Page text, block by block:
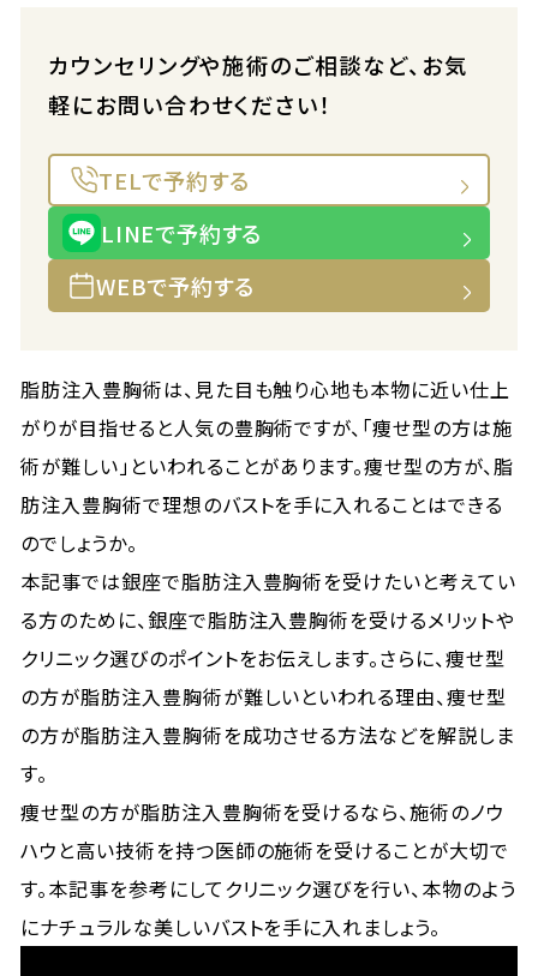
カウンセリングや施術のご相談など、お気
軽にお問い合わせください！
TELで予約する
LINEで予約する
WEBで予約する
脂肪注入豊胸術は、見た目も触り心地も本物に近い仕上
がりが目指せると人気の豊胸術ですが、「痩せ型の方は施
術が難しい」といわれることがあります。痩せ型の方が、脂
肪注入豊胸術で理想のバストを手に入れることはできる
のでしょうか。
本記事では銀座で脂肪注入豊胸術を受けたいと考えてい
る方のために、銀座で脂肪注入豊胸術を受けるメリットや
クリニック選びのポイントをお伝えします。さらに、痩せ型
の方が脂肪注入豊胸術が難しいといわれる理由、痩せ型
の方が脂肪注入豊胸術を成功させる方法などを解説しま
す。
痩せ型の方が脂肪注入豊胸術を受けるなら、施術のノウ
ハウと高い技術を持つ医師の施術を受けることが大切で
す。本記事を参考にしてクリニック選びを行い、本物のよう
にナチュラルな美しいバストを手に入れましょう。